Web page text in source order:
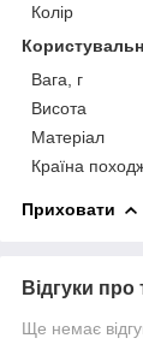
Колір
Вага, г
Висота
Матеріал
Країна
Приховати
Відгуки про
Ще немає